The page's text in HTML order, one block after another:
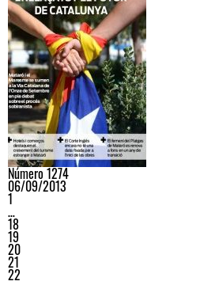
Número 1274
06/09/2013
1
…
18
19
20
21
22